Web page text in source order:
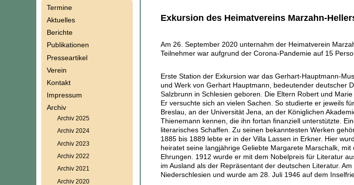
Exkursion des Heimatvereins Marzahn-
Am 26. September 2020 unternahm der Heimatverein
Teilnehmer war aufgrund der Corona-Pandemie auf 15
Erste Station der Exkursion war das Gerhart-Hauptmann-
und Werk von Gerhart Hauptmann, bedeutender deutscher
Salzbrunn in Schlesien geboren. Die Eltern Robert und
Er versuchte sich an vielen Sachen. So studierte er jeweils
Breslau, an der Universität Jena, an der Königlichen
Thienemann kennen, die ihn fortan finanziell unterstützte.
literarisches Schaffen. Zu seinen bekanntesten Werken
1885 bis 1889 lebte er in der Villa Lassen in Erkner. Hier
heiratet seine langjährige Geliebte Margarete Marschalk,
Ehrungen. 1912 wurde er mit dem Nobelpreis für Literatur
im Ausland als der Repräsentant der deutschen Literatur.
Niederschlesien und wurde am 28. Juli 1946 auf dem
Termine
Aktuelles
Berichte
Publikationen
Presseartikel
Verein
Kontakt
Impressum
Archiv
Archiv 2025
Archiv 2024
Archiv 2023
Archiv 2022
Archiv 2021
Archiv 2020